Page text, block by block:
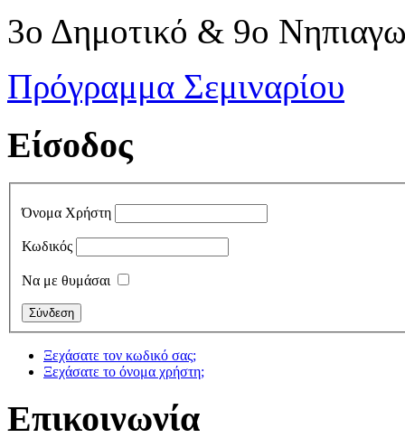
3ο Δημοτικό & 9ο
Πρόγραμμα Σεμιναρίου
Είσοδος
Όνομα Χρήστη
Κωδικός
Να με θυμάσαι
Ξεχάσατε τον κωδικό σας;
Ξεχάσατε το όνομα χρήστη;
Επικοινωνία